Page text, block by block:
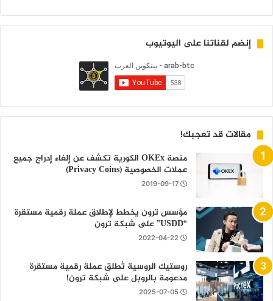
إنضم لقناتنا على اليوتيوب
مقالات قد تعجبك!
منصة OKEx الكورية تكشف عن إلغاء إدراج جميع
عملات الخصوصية (Privacy Coins)
2019-09-17
مؤسس ترون يخطط لإطلاق عملة رقمية مستقرة
“USDD” على شبكة ترون
2022-04-22
روستيك الروسية تُطلق عملة رقمية مستقرة
مدعومة بالروبل على شبكة ترون!
2025-07-05